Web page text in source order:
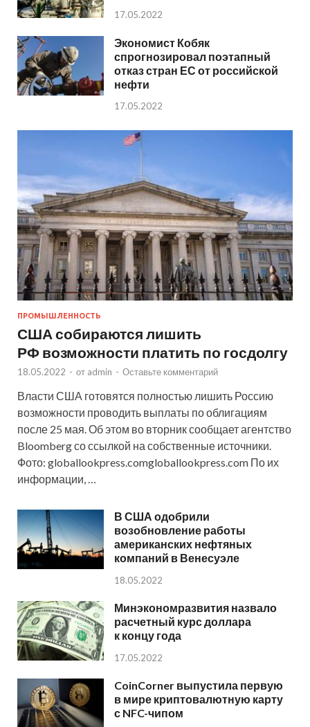
17.05.2022
Экономист Кобяк
спрогнозировал поэтапный
отказ стран ЕС от российской
нефти
17.05.2022
ПРОМЫШЛЕННОСТЬ
США собираются лишить
РФ возможности платить по госдолгу
18.05.2022 - от admin - Оставьте комментарий
Власти США готовятся полностью лишить Россию
возможности проводить выплаты по облигациям
после 25 мая. Об этом во вторник сообщает агентство
Bloomberg со ссылкой на собственные источники.
Фото: globallookpress.comgloballookpress.com По их
информации, …
В США одобрили
возобновление работы
американских нефтяных
компаний в Венесуэле
18.05.2022
Минэкономразвития назвало
расчетный курс доллара
к концу года
17.05.2022
CoinCorner выпустила первую
в мире криптовалютную карту
с NFC-чипом